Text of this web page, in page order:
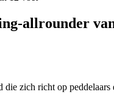
allrounder
zich richt op